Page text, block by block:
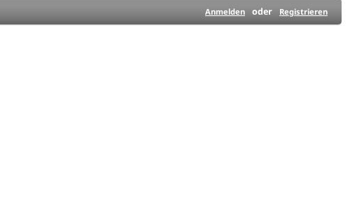
Anmelden oder Registrieren